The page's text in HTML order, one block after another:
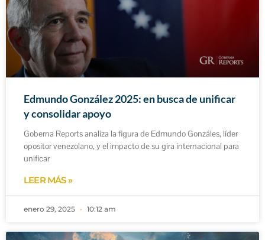
Edmundo González 2025: en busca de unificar
y consolidar apoyo
Goberna Reports analiza la figura de Edmundo Gonzáles, líder
opositor venezolano, y el impacto de su gira internacional para
unificar
LEER MÁS »
enero 29, 2025 10:12 am